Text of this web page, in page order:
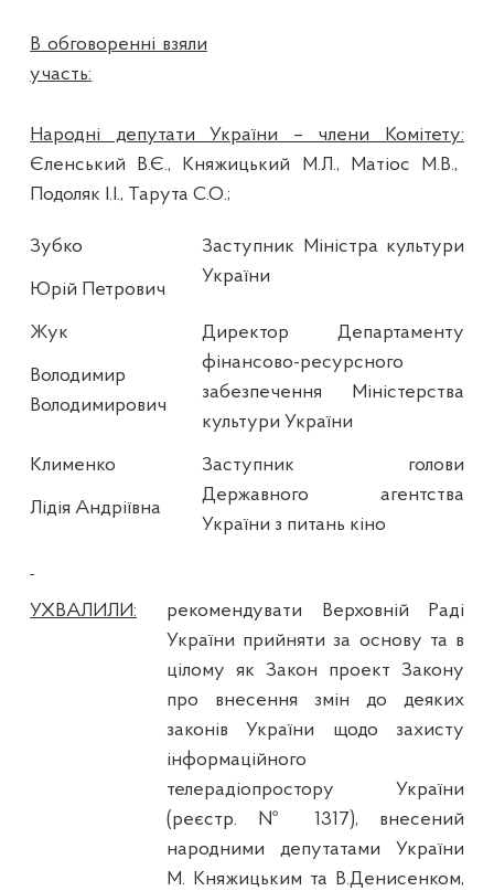
В обговоренні взяли
участь:
Народні депутати України – члени Комітету:
Єленський В.Є., Княжицький М.Л., Матіос М.В.,
Подоляк І.І., Тарута С.О.;
Зубко
Юрій Петрович
Заступник Міністра культури
України
Жук
Володимир
Володимирович
Директор Департаменту
фінансово-ресурсного
забезпечення Міністерства
культури України
Клименко
Лідія Андріївна
Заступник голови
Державного агентства
України з питань кіно
УХВАЛИЛИ:
рекомендувати Верховній Раді
України прийняти за основу та в
цілому як Закон проект Закону
про внесення змін до деяких
законів України щодо захисту
інформаційного
телерадіопростору України
(реєстр. № 1317), внесений
народними депутатами України
М. Княжицьким та В.Денисенком,